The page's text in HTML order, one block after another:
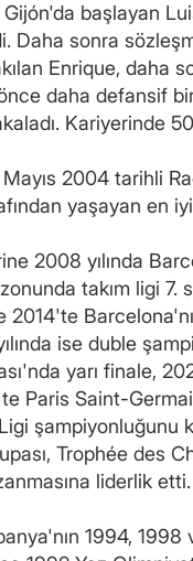
başlayan
Daha sonra
Enrique, daha
daha defansif
Kariyerinde
Mayıs 2004 tarihli
yaşayan en
2008 yılında
takım ligi 7.
2014'te
ise duble
yarı finale,
Paris Saint-
şampiyonluğunu
Trophée des
liderlik etti.
1994,